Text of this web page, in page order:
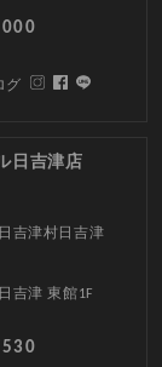
グ
日吉津店
吉津村日吉津
吉津 東館1F